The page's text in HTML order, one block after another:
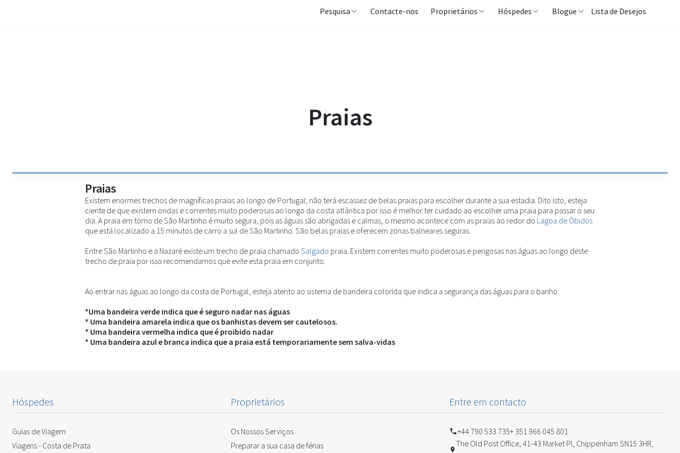
Pesquisa Contacte-nos Proprietários Hóspedes Blogue Lista de Desejos
Praias
Praias
Existem enormes trechos de magníficas praias ao longo de Portugal; não terá escassez de belas praias para escolher durante a sua estadia. Dito isto, esteja
ciente de que existem ondas e correntes muito poderosas ao longo da costa atlântica por isso é melhor ter cuidado ao escolher uma praia para passar o seu
dia. A praia em torno de São Martinho é muito segura, pois as águas são abrigadas e calmas, o mesmo acontece com as praias ao redor do Lagoa de Óbidos
que está localizado a 15 minutos de carro a sul de São Martinho. São belas praias e oferecem zonas balneares seguras.
Entre São Martinho e a Nazaré existe um trecho de praia chamado Salgado praia. Existem correntes muito poderosas e perigosas nas águas ao longo deste
trecho de praia por isso recomendamos que evite esta praia em conjunto.
Ao entrar nas águas ao longo da costa de Portugal, esteja atento ao sistema de bandeira colorida que indica a segurança das águas para o banho:
*Uma bandeira verde indica que é seguro nadar nas águas
* Uma bandeira amarela indica que os banhistas devem ser cautelosos.
* Uma bandeira vermelha indica que é proibido nadar
* Uma bandeira azul e branca indica que a praia está temporariamente sem salva-vidas
Hóspedes
Guias de Viagem
Viagens - Costa de Prata
Proprietários
Os Nossos Serviços
Preparar a sua casa de férias
Entre em contacto
+44 790 533 735+ 351 966 045 801
The Old Post Office, 41-43 Market Pl, Chippenham SN15 3HR,